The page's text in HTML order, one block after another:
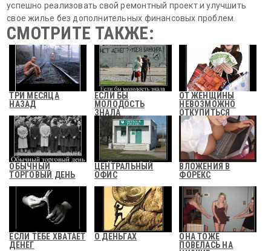
успешно реализовать свой ремонтный проект и улучшить
свое жилье без дополнительных финансовых проблем.
СМОТРИТЕ ТАКЖЕ:
ТРИ МЕСЯЦА
НАЗАД
ЕСЛИ БЫ
МОЛОДОСТЬ
ЗНАЛА
ОТ ЖЕНЩИНЫ
НЕВОЗМОЖНО
ОТКУПИТЬСЯ
ДЕНЬГАМИ
ОБЫЧНЫЙ
ТОРГОВЫЙ ДЕНЬ
ЦЕНТРАЛЬНЫЙ
ОФИС
ВЛОЖЕНИЯ В
ФОРЕКС
ЕСЛИ ТЕБЕ ХВАТАЕТ
ДЕНЕГ
О ДЕНЬГАХ
ОНА ТОЖЕ
ПОВЕЛАСЬ НА